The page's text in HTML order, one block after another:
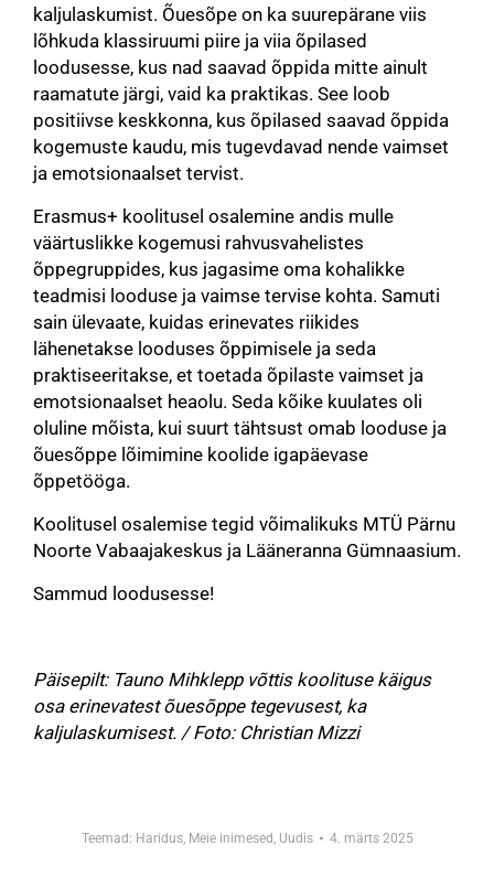
kaljulaskumist. Õuesõpe on ka suurepärane viis
lõhkuda klassiruumi piire ja viia õpilased
loodusesse, kus nad saavad õppida mitte ainult
raamatute järgi, vaid ka praktikas. See loob
positiivse keskkonna, kus õpilased saavad õppida
kogemuste kaudu, mis tugevdavad nende vaimset
ja emotsionaalset tervist.
Erasmus+ koolitusel osalemine andis mulle
väärtuslikke kogemusi rahvusvahelistes
õppegruppides, kus jagasime oma kohalikke
teadmisi looduse ja vaimse tervise kohta. Samuti
sain ülevaate, kuidas erinevates riikides
lähenetakse looduses õppimisele ja seda
praktiseeritakse, et toetada õpilaste vaimset ja
emotsionaalset heaolu. Seda kõike kuulates oli
oluline mõista, kui suurt tähtsust omab looduse ja
õuesõppe lõimimine koolide igapäevase
õppetööga.
Koolitusel osalemise tegid võimalikuks MTÜ Pärnu
Noorte Vabaajakeskus ja Lääneranna Gümnaasium.
Sammud loodusesse!
Päisepilt: Tauno Mihklepp võttis koolituse käigus
osa erinevatest õuesõppe tegevusest, ka
kaljulaskumisest. / Foto: Christian Mizzi
Teemad: Haridus, Meie inimesed Uudis 4. märts 2025